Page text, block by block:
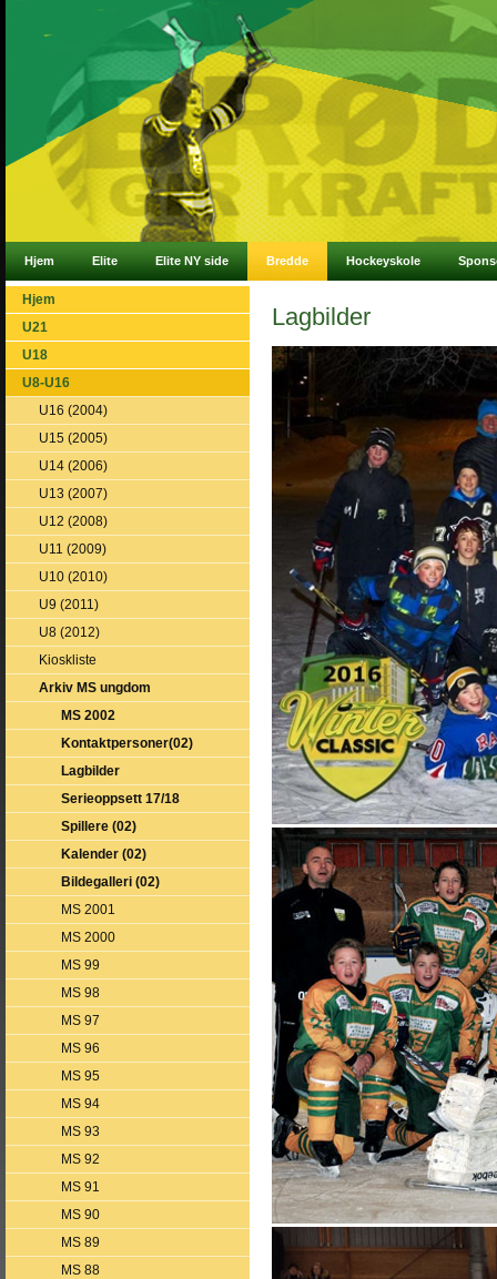
Hjem Elite Elite NY side Bredde Hockeyskole
Hjem
U21
U18
U8-U16
U16 (2004)
U15 (2005)
U14 (2006)
U13 (2007)
U12 (2008)
U11 (2009)
U10 (2010)
U9 (2011)
U8 (2012)
Kioskliste
Arkiv MS ungdom
MS 2002
Kontaktpersoner(02)
Lagbilder
Serieoppsett 17/18
Spillere (02)
Kalender (02)
Bildegalleri (02)
MS 2001
MS 2000
MS 99
MS 98
MS 97
MS 96
MS 95
MS 94
MS 93
MS 92
MS 91
MS 90
MS 89
MS 88
Lagbilder